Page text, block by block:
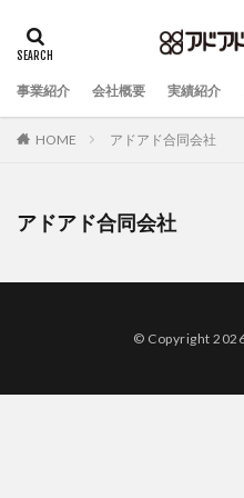
事業紹介 会社概要 実績紹介
HOME アドアド合同会社
アドアド合同会社
© Copyright